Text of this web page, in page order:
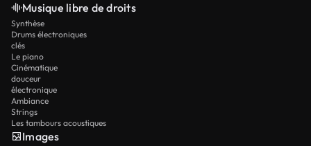
Musique libre de droits
Synthèse
Drums électroniques
clés
Le piano
Cinématique
douceur
électronique
Ambiance
Strings
Les tambours acoustiques
Images